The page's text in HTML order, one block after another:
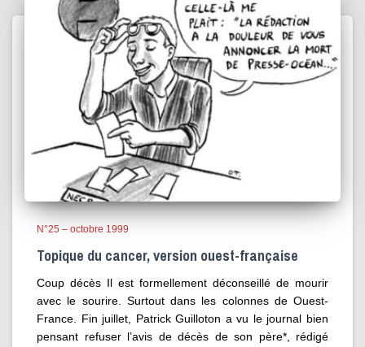
N°25 – octobre 1999
Topique du cancer, version ouest-française
Coup décès Il est formellement déconseillé de mourir
avec le sourire. Surtout dans les colonnes de Ouest-
France. Fin juillet, Patrick Guilloton a vu le journal bien
pensant refuser l’avis de décès de son père*, rédigé